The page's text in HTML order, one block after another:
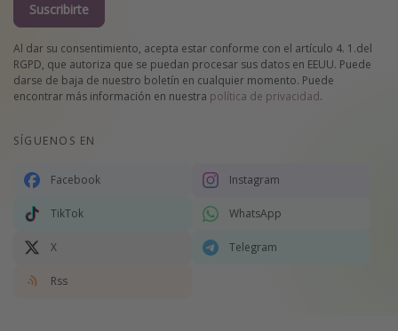
Suscribirte
Al dar su consentimiento, acepta estar conforme con el artículo 4. 1.del
RGPD, que autoriza que se puedan procesar sus datos en EEUU. Puede
darse de baja de nuestro boletín en cualquier momento. Puede
encontrar más información en nuestra política de privacidad.
SÍGUENOS EN
Facebook Instagram
TikTok WhatsApp
X Telegram
Rss